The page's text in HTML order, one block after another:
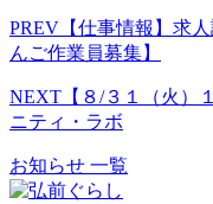
PREV 【仕事情報】求
んご作業員募集】
NEXT 【８/３１（火）
ニティ・ラボ
お知らせ 一覧